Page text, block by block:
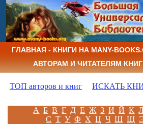
ГЛАВНАЯ - КНИГИ НА MANY-
АВТОРАМ И ЧИТАТЕЛЯМ КНИГ
ТОП авторов и книг ИСКАТЬ
А Б В Г Д Е Ж З И Й К
С Т У Ф Х Ц Ч Ш Щ